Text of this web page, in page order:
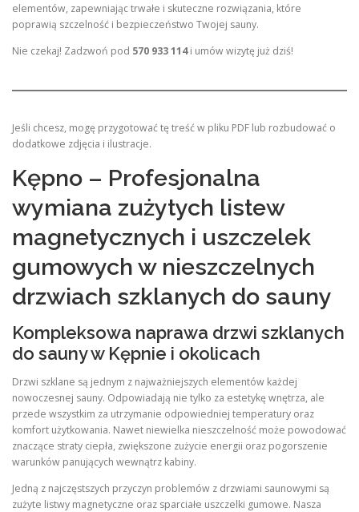
elementów, zapewniając trwałe i skuteczne rozwiązania, które
poprawią szczelność i bezpieczeństwo Twojej sauny.
Nie czekaj! Zadzwoń pod 570 933 114i umów wizytę już dziś!
Jeśli chcesz, mogę przygotować tę treść w pliku PDF lub rozbudować o
dodatkowe zdjęcia i ilustracje.
Kępno – Profesjonalna
wymiana zużytych listew
magnetycznych i uszczelek
gumowych w nieszczelnych
drzwiach szklanych do sauny
Kompleksowa naprawa drzwi szklanych
do sauny w Kępnie i okolicach
Drzwi szklane są jednym z najważniejszych elementów każdej
nowoczesnej sauny. Odpowiadają nie tylko za estetykę wnętrza, ale
przede wszystkim za utrzymanie odpowiedniej temperatury oraz
komfort użytkowania. Nawet niewielka nieszczelność może powodować
znaczące straty ciepła, zwiększone zużycie energii oraz pogorszenie
warunków panujących wewnątrz kabiny.
Jedną z najczęstszych przyczyn problemów z drzwiami saunowymi są
zużyte listwy magnetyczne oraz sparciałe uszczelki gumowe. Nasza